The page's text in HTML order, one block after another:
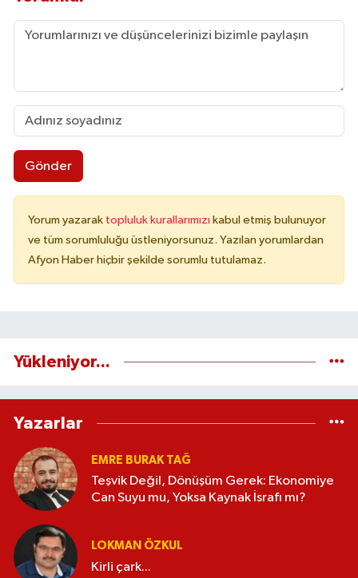
Gönder
Yorum yazarak topluluk kurallarımızı kabul etmiş bulunuyor
ve tüm sorumluluğu üstleniyorsunuz. Yazılan yorumlardan
Afyon Haber hiçbir şekilde sorumlu tutulamaz.
Yükleniyor...
Yazarlar
EMRE BURAK TAĞ
Teşvik Değil, Dönüşüm Gerek: Ekonomiye
Can Suyu mu, Yoksa Kaynak İsrafı mı?
LOKMAN ÖZKUL
Kirli çark...